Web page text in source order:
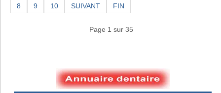
8 9 10 SUIVANT FIN
Page 1 sur 35